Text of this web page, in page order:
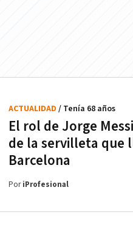
El rol de Jorge
de la servilleta que
Barcelona
ACTUALIDAD / Tenía 68 años
PoriProfesional